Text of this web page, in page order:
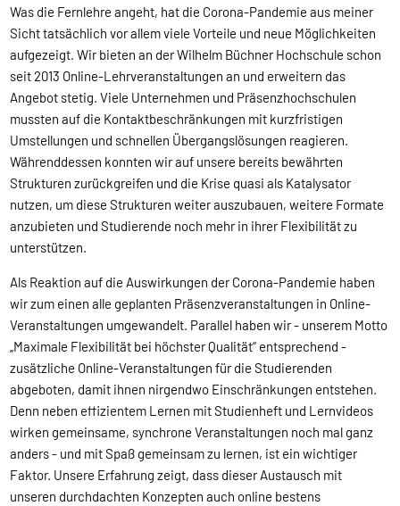
Was die Fernlehre angeht, hat die Corona-Pandemie aus meiner
Sicht tatsächlich vor allem viele Vorteile und neue Möglichkeiten
aufgezeigt. Wir bieten an der Wilhelm Büchner Hochschule schon
seit 2013 Online-Lehrveranstaltungen an und erweitern das
Angebot stetig. Viele Unternehmen und Präsenzhochschulen
mussten auf die Kontaktbeschränkungen mit kurzfristigen
Umstellungen und schnellen Übergangslösungen reagieren.
Währenddessen konnten wir auf unsere bereits bewährten
Strukturen zurückgreifen und die Krise quasi als Katalysator
nutzen, um diese Strukturen weiter auszubauen, weitere Formate
anzubieten und Studierende noch mehr in ihrer Flexibilität zu
unterstützen.
Als Reaktion auf die Auswirkungen der Corona-Pandemie haben
wir zum einen alle geplanten Präsenzveranstaltungen in Online-
Veranstaltungen umgewandelt. Parallel haben wir - unserem Motto
„Maximale Flexibilität bei höchster Qualität“ entsprechend -
zusätzliche Online-Veranstaltungen für die Studierenden
abgeboten, damit ihnen nirgendwo Einschränkungen entstehen.
Denn neben effizientem Lernen mit Studienheft und Lernvideos
wirken gemeinsame, synchrone Veranstaltungen noch mal ganz
anders - und mit Spaß gemeinsam zu lernen, ist ein wichtiger
Faktor. Unsere Erfahrung zeigt, dass dieser Austausch mit
unseren durchdachten Konzepten auch online bestens